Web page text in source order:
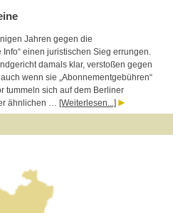
Jahren gegen die
einen juristischen Sieg errungen.
damals klar, verstoßen gegen
wenn sie „Abonnementgebühren“
tummeln sich auf dem Berliner
ähnlichen … [Weiterlesen...]